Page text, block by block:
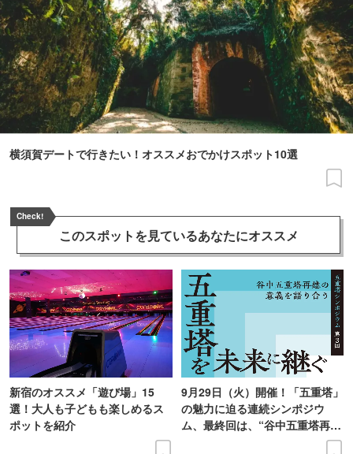
横須賀デートで行きたい！オススメおでかけスポット10選
Check!
このスポットを見ているあなたにオススメ
新宿のオススメ「遊び場」15
選！大人も子どもも楽しめるス
ポットを紹介
9月29日（火）開催！「五重塔」
の魅力に迫る連続シンポジウ
ム、最終回は、“谷中五重塔再建